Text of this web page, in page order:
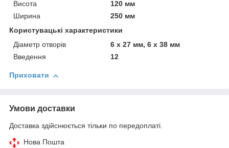
Висота
120 мм
Ширина
250 мм
Користувацькі характеристики
Діаметр отворів
6 х 27 мм, 6 х 38 мм
Введення
12
Приховати
Умови доставки
Доставка здійснюється тільки по передоплаті.
Нова Пошта